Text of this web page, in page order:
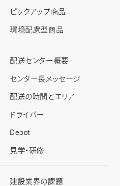
ピックアップ商品
環境配慮型商品
配
ト
ッ
配送センター概要
センター長メッセージ
配送の時間とエリア
ドライバー
Depot
見学・研修
CSR
建設業界の課題